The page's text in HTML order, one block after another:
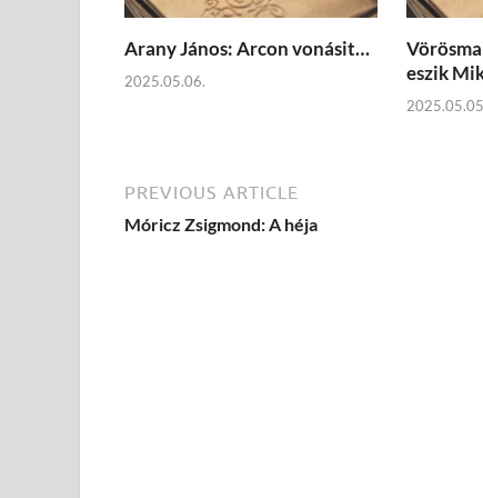
Arany János: Arcon vonásit…
2025.05.06.
eszik
PREVIOUS ARTICLE
Móricz Zsigmond: A héja